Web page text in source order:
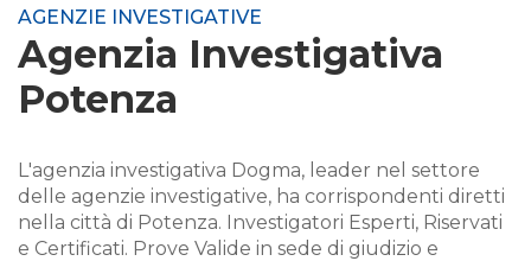
AGENZIE INVESTIGATIVE
Agenzia Investigativa
Potenza
L'agenzia investigativa Dogma, leader nel settore
delle agenzie investigative, ha corrispondenti diretti
nella città di Potenza. Investigatori Esperti, Riservati
e Certificati. Prove Valide in sede di giudizio e